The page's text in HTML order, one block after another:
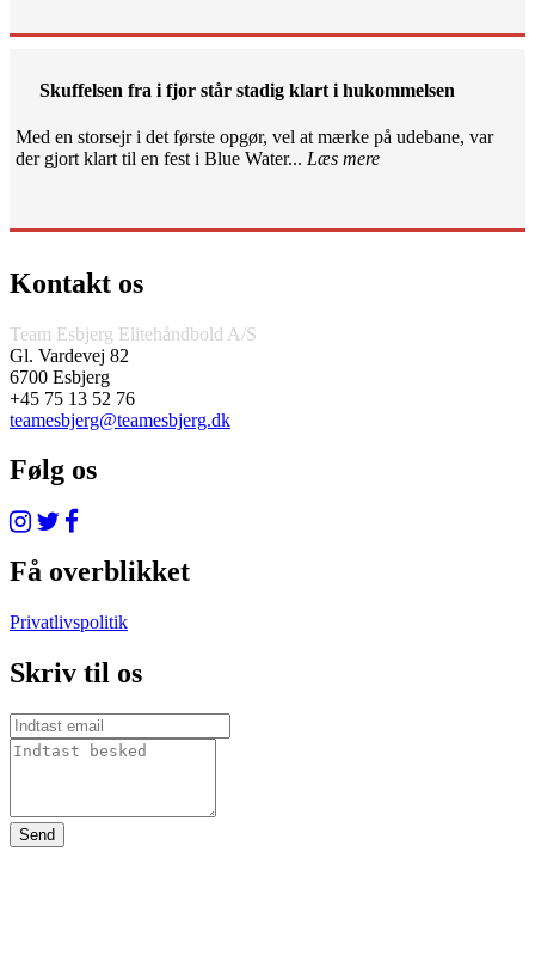
Skuffelsen fra i fjor står stadig klart i hukommelsen
Med en storsejr i det første opgør, vel at mærke på udebane, var
der gjort klart til en fest i Blue Water... Læs mere
Kontakt os
Team Esbjerg Elitehåndbold A/S
Gl. Vardevej 82
6700 Esbjerg
+45 75 13 52 76
teamesbjerg@teamesbjerg.dk
Følg os
Få overblikket
Privatlivspolitik
Skriv til os